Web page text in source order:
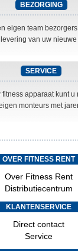
BEZORGING
eigen team
van uw
SERVICE
fitness apparaat kunt
monteurs met
OVER FITNESS RENT
Over Fitness Rent
Distributiecentrum
KLANTENSERVICE
Direct contact
Service